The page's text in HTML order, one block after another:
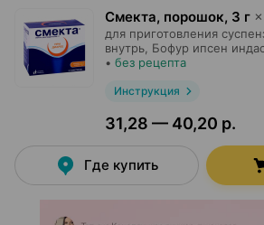
Смекта, порошок, 3 г ×
для приготовления
внутрь, Бофур ипсен
• без рецепта
Инструкция
31,28 — 40,20 р.
Где купить